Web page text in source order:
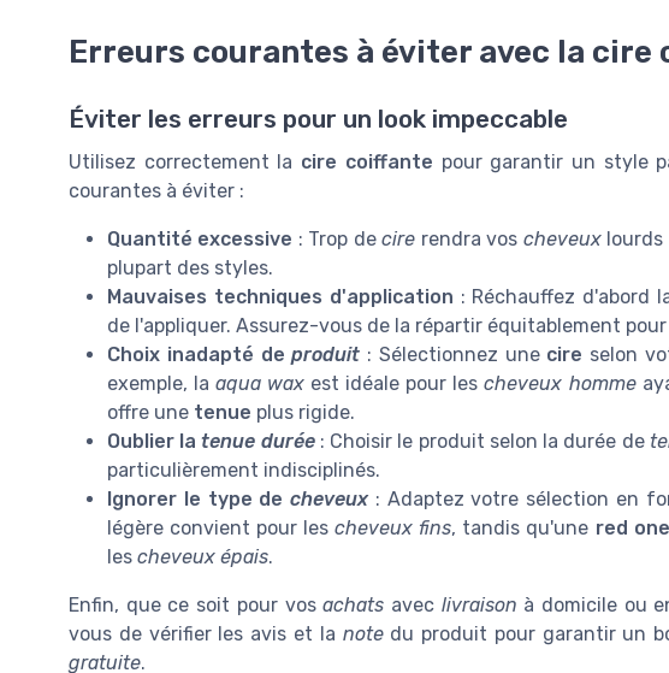
Erreurs courantes à éviter avec la cire
Éviter les erreurs pour un look impeccable
Utilisez correctement la cire coiffante pour garantir un style
courantes à éviter :
Quantité excessive : Trop decire rendra vos cheveuxlourds
plupart des styles.
Mauvaises techniques d'application : Réchauffez d'abord
de l'appliquer. Assurez-vous de la répartir équitablement
Choix inadapté deproduit : Sélectionnez une cire selon
exemple, laaqua wax est idéale pour lescheveux homme
offre une tenue plus rigide.
Oublier latenue durée: Choisir le produit selon la durée de
particulièrement indisciplinés.
Ignorer le type de cheveux: Adaptez votre sélection en
légère convient pour lescheveux fins, tandis qu'une red one
les cheveux épais.
Enfin, que ce soit pour vosachats avec livraison à domicile ou
vous de vérifier les avis et la notedu produit pour garantir un
gratuite.